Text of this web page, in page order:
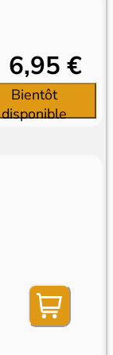
6,95 €
Bientôt
disponible